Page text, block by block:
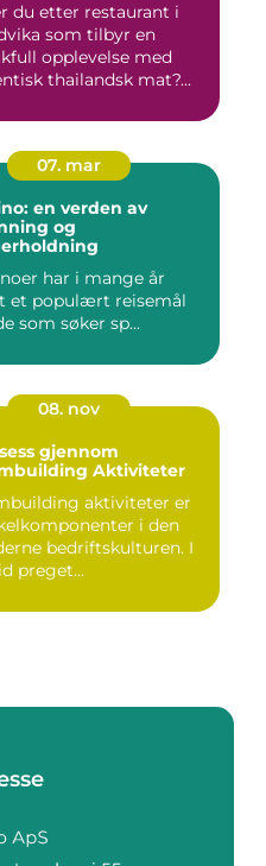
du etter restaurant i
som tilbyr en
opplevelse med
thailandsk mat?...
07. mar
en verden av
og
har i mange år
et populært reisemål
som søker sp...
08. nov
gjennom
Aktiviteter
aktiviteter er
i den
bedriftskulturen. I
preget...